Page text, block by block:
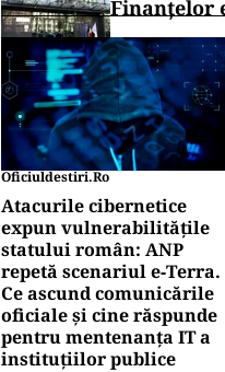
Finanțelor
Oficiuldestiri.ro
Atacurile cibernetice
expun vulnerabilitățile
statului român: ANP
repetă scenariul e‑Terra.
Ce ascund comunicările
oficiale și cine răspunde
pentru mentenanța IT a
instituțiilor publice